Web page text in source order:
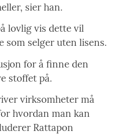
sier han.
lovlig vis dette vil
som selger uten lisens.
for å finne den
stoffet på.
virksomheter må
hvordan man kan
Rattapon